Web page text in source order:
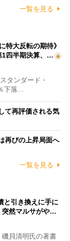
一覧を見る
特大反転の期待》
1四半期決算、…
タンダード・
下落…
て再評価される気
再びの上昇局面へ
一覧を見る
と引き換えに手に
突然マルサがや…
貝清明氏の著書